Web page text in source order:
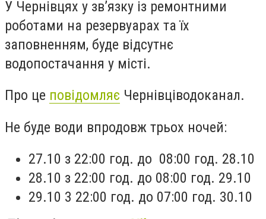
У Чернівцях у зв’язку із ремонтними
роботами на резервуарах та їх
заповненням, буде відсутнє
водопостачання у місті.
Про це повідомляє Чернівціводоканал.
Не буде води впродовж трьох ночей:
27.10 з 22:00 год. до 08:00 год. 28.10
28.10 з 22:00 год. до 08:00 год. 29.10
29.10 3 22:00 год. до 07:00 год. 30.10